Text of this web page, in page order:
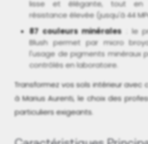
lisse et élégante, tout en
résistance élevée (jusqu'à 44
87 couleurs minérales: le
Blush permet par micro
l'usage de pigments minéraux
contrôlés en laboratoire.
Transformez vos sols intérieur avec
à Marius Aurenti, le choix des
particuliers exigeants.